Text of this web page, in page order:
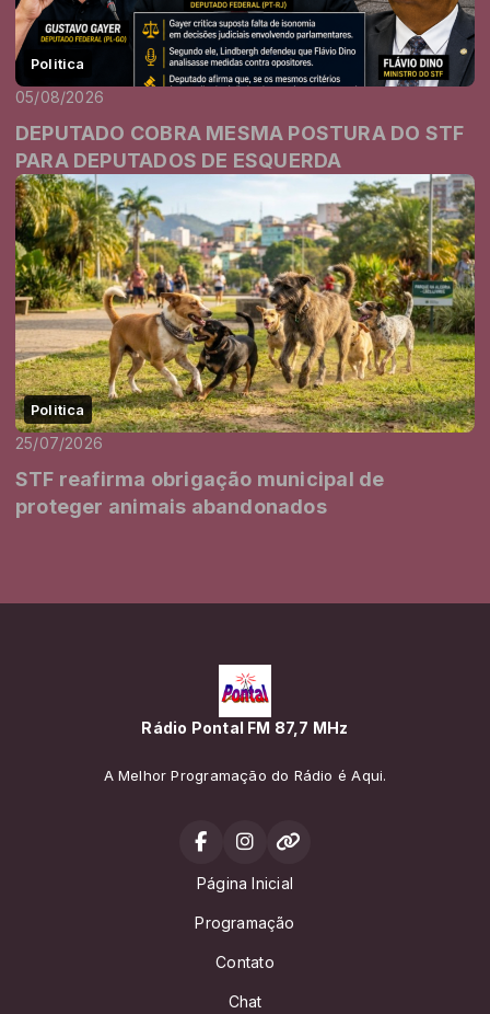
Politica
05/08/2026
DEPUTADO COBRA MESMA POSTURA DO STF
PARA DEPUTADOS DE ESQUERDA
Politica
25/07/2026
STF reafirma obrigação municipal de
proteger animais abandonados
Rádio Pontal FM 87,7 MHz
A Melhor Programação do Rádio é Aqui.
Página Inicial
Programação
Contato
Chat